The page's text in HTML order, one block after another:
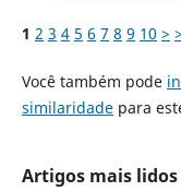
1 2 3 4 5 6 7 8 9 10 >
Você também pode
similaridadepara
Artigos mais